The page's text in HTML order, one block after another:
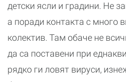
детски ясли и градини. Не
а поради контакта с много
колектив. Там обаче не
да са поставени при
рядко ги ловят вируси,